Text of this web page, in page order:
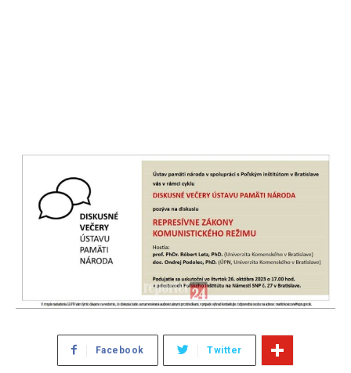
Facebook Twitter